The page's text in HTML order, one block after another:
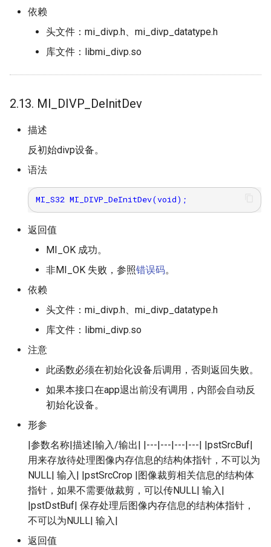
依赖
头文件：mi_divp.h、mi_divp_datatype.h
库文件：libmi_divp.so
2.13. MI_DIVP_DeInitDev
描述
反初始divp设备。
语法
返回值
MI_OK 成功。
非MI_OK 失败，参照错误码。
依赖
头文件：mi_divp.h、mi_divp_datatype.h
库文件：libmi_divp.so
注意
此函数必须在初始化设备后调用，否则返回失败。
如果本接口在app退出前没有调用，内部会自动反
初始化设备。
形参
|参数名称|描述|输入/输出| |---|---|---|---| |pstSrcBuf|
用来存放待处理图像内存信息的结构体指针，不可以为
NULL| 输入| |pstSrcCrop |图像裁剪相关信息的结构体
指针，如果不需要做裁剪，可以传NULL| 输入|
|pstDstBuf| 保存处理后图像内存信息的结构体指针，
不可以为NULL| 输入|
返回值